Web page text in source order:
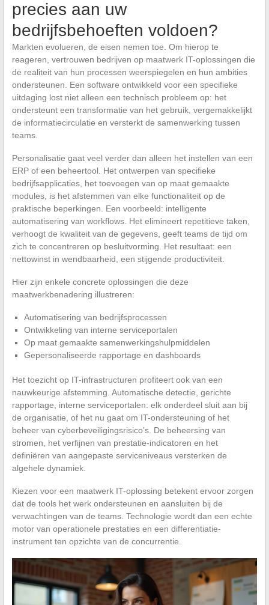
precies aan uw
bedrijfsbehoeften voldoen?
Markten evolueren, de eisen nemen toe. Om hierop te
reageren, vertrouwen bedrijven op maatwerk IT-oplossingen die
de realiteit van hun processen weerspiegelen en hun ambities
ondersteunen. Een software ontwikkeld voor een specifieke
uitdaging lost niet alleen een technisch probleem op: het
ondersteunt een transformatie van het gebruik, vergemakkelijkt
de informatiecirculatie en versterkt de samenwerking tussen
teams.
Personalisatie gaat veel verder dan alleen het instellen van een
ERP of een beheertool. Het ontwerpen van specifieke
bedrijfsapplicaties, het toevoegen van op maat gemaakte
modules, is het afstemmen van elke functionaliteit op de
praktische beperkingen. Een voorbeeld: intelligente
automatisering van workflows. Het elimineert repetitieve taken,
verhoogt de kwaliteit van de gegevens, geeft teams de tijd om
zich te concentreren op besluitvorming. Het resultaat: een
nettowinst in wendbaarheid, een stijgende productiviteit.
Hier zijn enkele concrete oplossingen die deze
maatwerkbenadering illustreren:
Automatisering van bedrijfsprocessen
Ontwikkeling van interne serviceportalen
Op maat gemaakte samenwerkingshulpmiddelen
Gepersonaliseerde rapportage en dashboards
Het toezicht op IT-infrastructuren profiteert ook van een
nauwkeurige afstemming. Automatische detectie, gerichte
rapportage, interne serviceportalen: elk onderdeel sluit aan bij
de organisatie, of het nu gaat om IT-ondersteuning of het
beheer van cyberbeveiligingsrisico’s. De beheersing van
stromen, het verfijnen van prestatie-indicatoren en het
definiëren van aangepaste serviceniveaus versterken de
algehele dynamiek.
Kiezen voor een maatwerk IT-oplossing betekent ervoor zorgen
dat de tools het werk ondersteunen en aansluiten bij de
verwachtingen van de teams. Technologie wordt dan een echte
motor van operationele prestaties en een differentiatie-
instrument ten opzichte van de concurrentie.